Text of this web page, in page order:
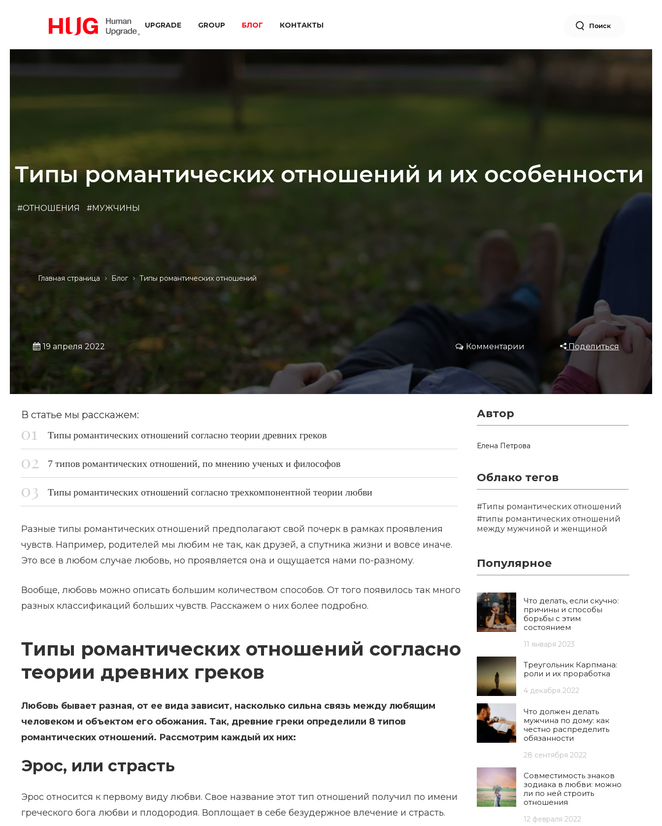
UPGRADE GROUP БЛОГ КОНТАКТЫ Поиск
Главная страница Блог Типы романтических отношений
Типы романтических отношений и их особенности
#ОТНОШЕНИЯ #МУЖЧИНЫ
19 апреля 2022 Комментарии Поделиться
В статье мы расскажем:
Типы романтических отношений согласно теории древних греков
7 типов романтических отношений, по мнению ученых и философов
Типы романтических отношений согласно трехкомпонентной теории любви
Разные типы романтических отношений предполагают свой почерк в рамках проявления
чувств. Например, родителей мы любим не так, как друзей, а спутника жизни и вовсе иначе.
Это все в любом случае любовь, но проявляется она и ощущается нами по-разному.
Вообще, любовь можно описать большим количеством способов. От того появилось так много
разных классификаций больших чувств. Расскажем о них более подробно.
Типы романтических отношений согласно
теории древних греков
Любовь бывает разная, от ее вида зависит, насколько сильна связь между любящим
человеком и объектом его обожания. Так, древние греки определили 8 типов
романтических отношений. Рассмотрим каждый их них:
Эрос, или страсть
Эрос относится к первому виду любви. Свое название этот тип отношений получил по имени
греческого бога любви и плодородия. Воплощает в себе безудержное влечение и страсть.
Автор
Елена Петрова
Облако тегов
#Типы романтических отношений
#типы романтических отношений
между мужчиной и женщиной
Популярное
Что делать, если скучно:
причины и способы
борьбы с этим
состоянием
11 января 2023
Треугольник Карпмана:
роли и их проработка
4 декабря 2022
Что должен делать
мужчина по дому: как
честно распределить
обязанности
28 сентября 2022
Совместимость знаков
зодиака в любви: можно
ли по ней строить
отношения
12 февраля 2022